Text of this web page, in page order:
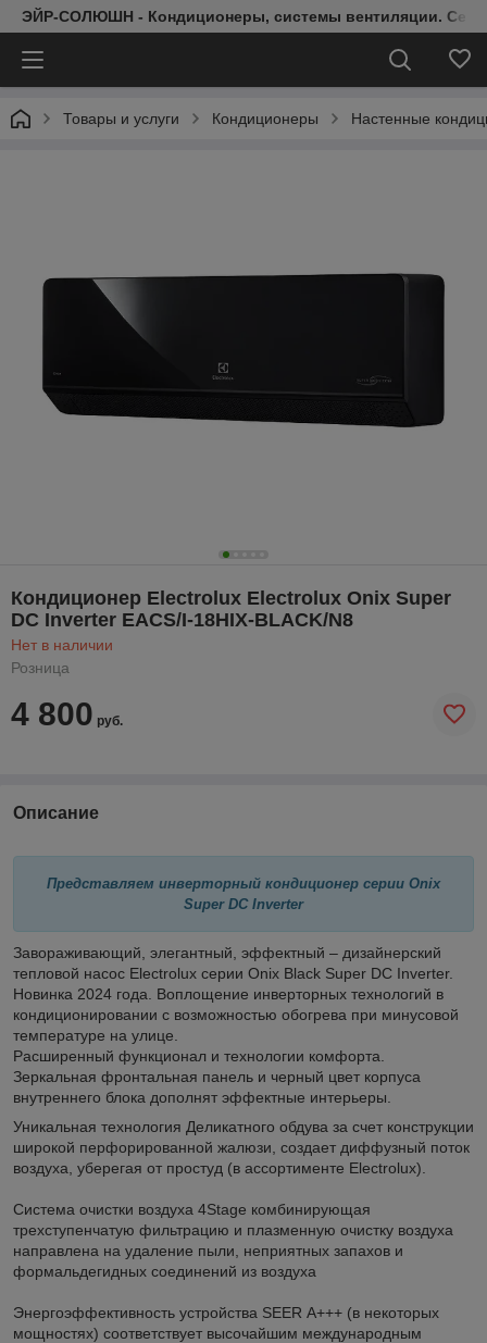
ЭЙР-СОЛЮШН - Кондиционеры, системы вентиляции.
Товары и услуги Кондиционеры Настенные
Кондиционер Electrolux Electrolux Onix Super
DC Inverter EACS/I-18HIX-BLACK/N8
Нет в наличии
Розница
4 800 руб.
Описание
Представляем инверторный кондиционер серии Onix
Super DC Inverter
Завораживающий, элегантный, эффектный – дизайнерский
тепловой насос Electrolux серии Onix Black Super DC Inverter.
Новинка 2024 года. Воплощение инверторных технологий в
кондиционировании с возможностью обогрева при минусовой
температуре на улице.
Расширенный функционал и технологии комфорта.
Зеркальная фронтальная панель и черный цвет корпуса
внутреннего блока дополнят эффектные интерьеры.
Уникальная технология Деликатного обдува за счет конструкции
широкой перфорированной жалюзи, создает диффузный поток
воздуха, уберегая от простуд (в ассортименте Electroluх).
Система очистки воздуха 4Stage комбинирующая
трехступенчатую фильтрацию и плазменную очистку воздуха
направлена на удаление пыли, неприятных запахов и
формальдегидных соединений из воздуха
Энергоэффективность устройства SEER А+++ (в некоторых
мощностях) соответствует высочайшим международным